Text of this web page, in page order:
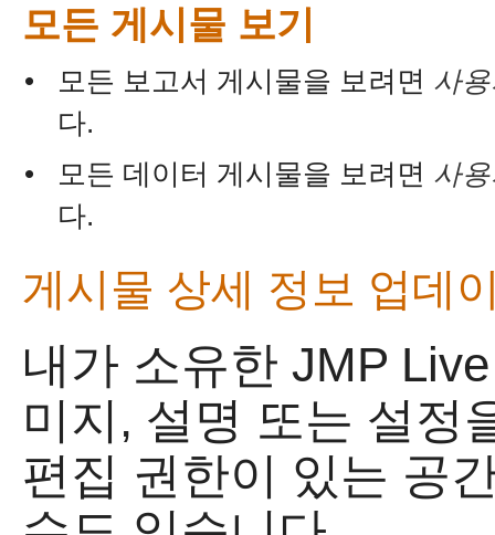
모든 게시물 보기
• 모든 보고서 게시물을 보려면 사
다.
•
모든 데이터 게시물을 보려면 사
다.
게시물 상세 정보 업데
내가 소유한 JMP
미지, 설명 또는 설정
편집 권한이 있는 공